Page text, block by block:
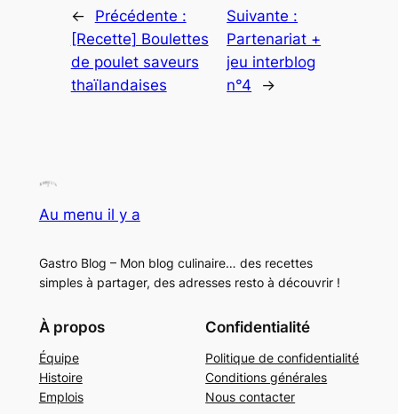
←
Précédente :
[Recette] Boulettes
de poulet saveurs
thaïlandaises
Suivante :
Partenariat +
jeu interblog
n°4
→
Au menu il y a
Gastro Blog – Mon blog culinaire… des recettes
simples à partager, des adresses resto à découvrir !
À propos
Équipe
Histoire
Emplois
Confidentialité
Politique de confidentialité
Conditions générales
Nous contacter